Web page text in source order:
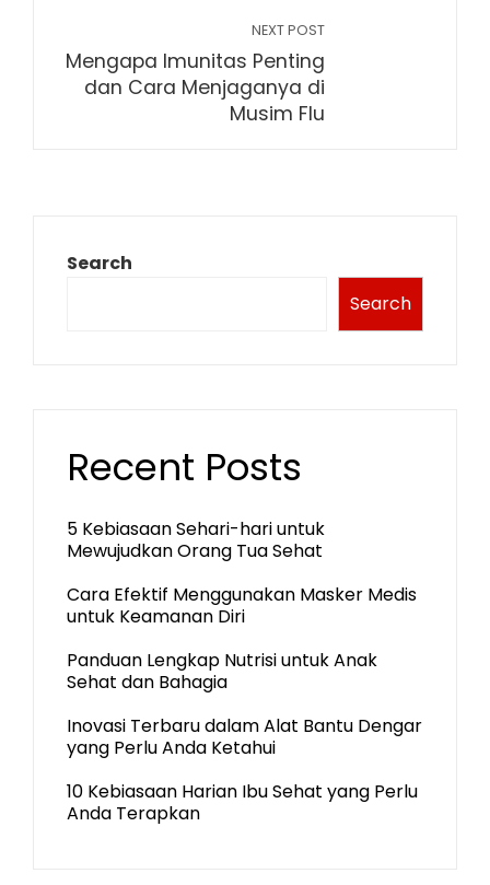
NEXT POST
Mengapa Imunitas Penting
dan Cara Menjaganya di
Musim Flu
Search
Search
Recent Posts
5 Kebiasaan Sehari-hari untuk
Mewujudkan Orang Tua Sehat
Cara Efektif Menggunakan Masker Medis
untuk Keamanan Diri
Panduan Lengkap Nutrisi untuk Anak
Sehat dan Bahagia
Inovasi Terbaru dalam Alat Bantu Dengar
yang Perlu Anda Ketahui
10 Kebiasaan Harian Ibu Sehat yang Perlu
Anda Terapkan